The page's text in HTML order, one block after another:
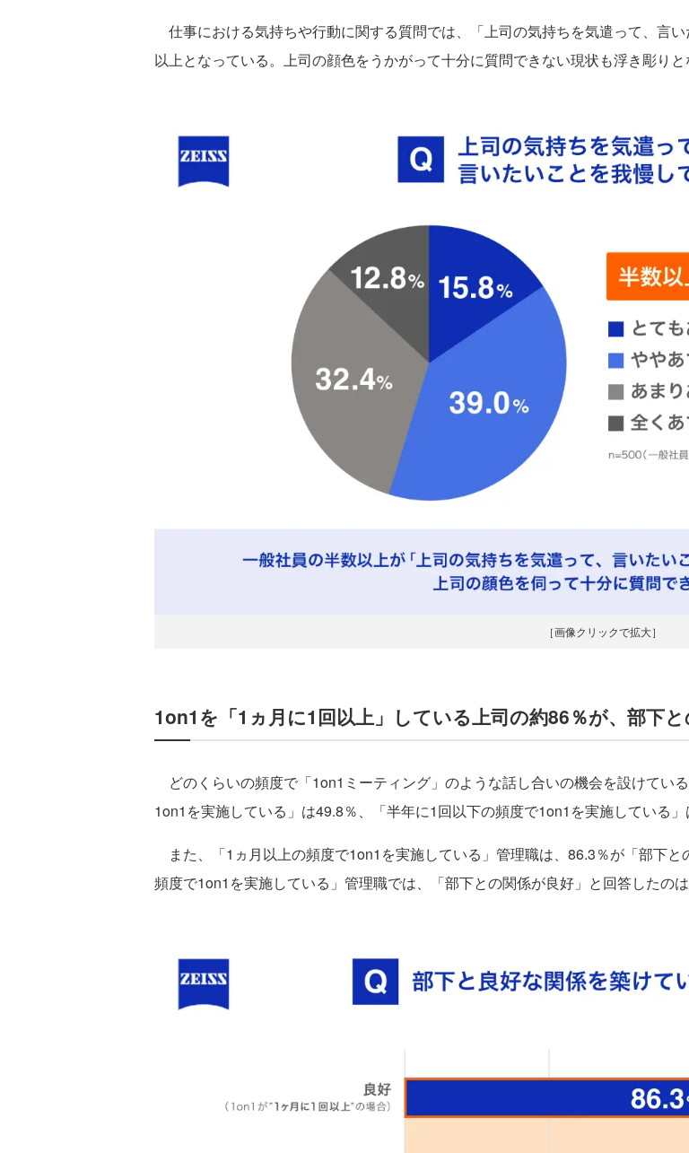
仕事における気持ちや行動に関する質問では、「上司の気持ちを気遣って、言
以上となっている。上司の顔色をうかがって十分に質問できない現状も浮き彫りと
［画像クリックで拡大］
1on1を「1ヵ月に1回以上」している上司の約86％が、部下
どのくらいの頻度で「1on1ミーティング」のような話し合いの機会を設けてい
1on1を実施している」は49.8％、「半年に1回以下の頻度で1on1を実施している」
また、「1ヵ月以上の頻度で1on1を実施している」管理職は、86.3％が「部下
頻度で1on1を実施している」管理職では、「部下との関係が良好」と回答したの